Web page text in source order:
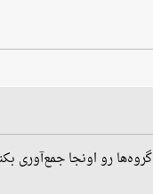
رو اونجا جمع‌آوری